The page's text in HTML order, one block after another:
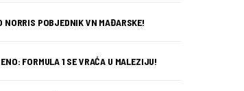
NORRIS POBJEDNIK VN MAĐARSKE!
FORMULA 1 SE VRAĆA U MALEZIJU!